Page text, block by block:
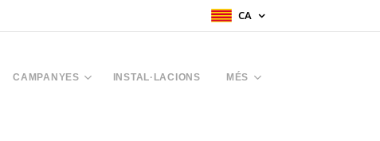
CA
CAMPANYES INSTAL·LACIONS MÉS